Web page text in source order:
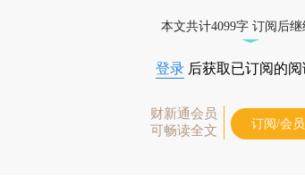
本文共计4099字 订阅后
登录 后获取已订阅的
财新通会员
可畅读全文
订阅/会